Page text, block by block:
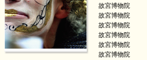
故宮博物院
故宮博物院
故宮博物院
故宮博物院
故宮博物院
故宮博物院